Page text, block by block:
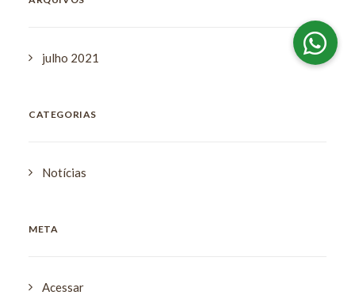
julho 2021
CATEGORIAS
Notícias
META
Acessar